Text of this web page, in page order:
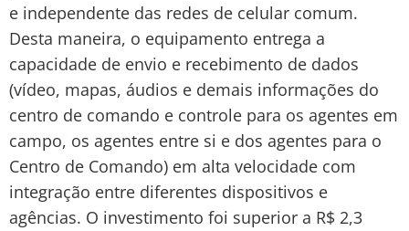
e independente das redes de celular comum.
Desta maneira, o equipamento entrega a
capacidade de envio e recebimento de dados
(vídeo, mapas, áudios e demais informações do
centro de comando e controle para os agentes em
campo, os agentes entre si e dos agentes para o
Centro de Comando) em alta velocidade com
integração entre diferentes dispositivos e
agências. O investimento foi superior a R$ 2,3